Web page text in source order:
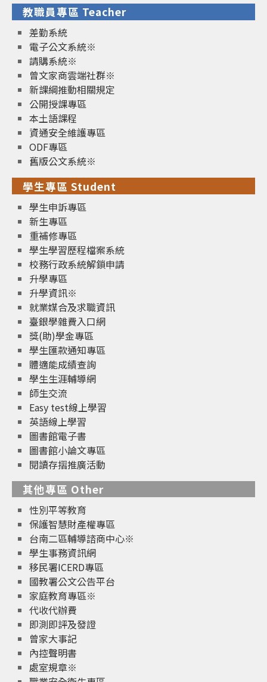
教職員專區 Teacher
差勤系統
電子公文系統※
請購系統※
曾文家商雲端社群※
新課綱推動相關規定
公開授課專區
本土語課程
資通安全維護專區
ODF專區
舊版公文系統※
學生專區 Student
學生申訴專區
新生專區
重補修專區
學生學習歷程檔案系統
校務行政系統解鎖申請
升學專區
升學資訊※
就業媒合及求職資訊
臺銀學雜費入口網
獎(助)學金專區
學生匯款通知專區
體適能成績查詢
學生生涯輔導網
師生交流
Easy test線上學習
英語線上學習
圖書館電子書
圖書館小論文專區
閱讀存摺推廣活動
其他專區 Other
性別平等教育
保護智慧財產權專區
台南二區輔導諮商中心※
學生事務資訊網
移民署ICERD專區
國教署公文公告平台
家庭教育專區※
代收代辦費
即測即評及發證
曾家大事記
內控聲明書
處室規章※